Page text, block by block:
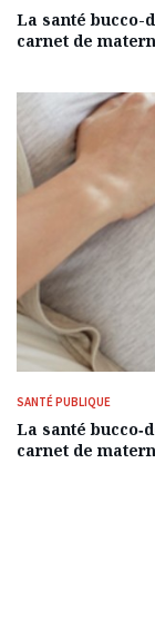
La santé bucco-
carnet de
SANTÉ PUBLIQUE
La santé
carnet de